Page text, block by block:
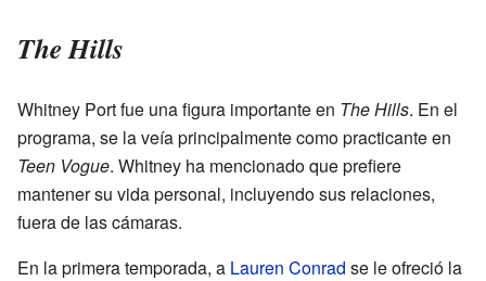
The Hills
Whitney Port fue una figura importante en The Hills. En el
programa, se la veía principalmente como practicante en
Teen Vogue. Whitney ha mencionado que prefiere
mantener su vida personal, incluyendo sus relaciones,
fuera de las cámaras.
En la primera temporada, a Lauren Conrad se le ofreció la